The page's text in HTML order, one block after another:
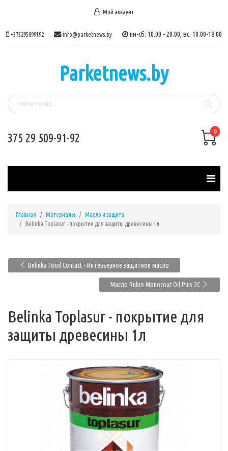
Мой аккаунт
+375295099192 info@parketnews.by пн-сб: 10.00 - 20.00, вс: 10.00-18.00
Parketnews.by
375 29 509-91-92 0
Главная Материалы
Масло и защита
Belinka Toplasur - покрытие для защиты древесины 1л
Belinka Food Contact - Интерьерное защитное масло
Масло Rubio Monocoat Oil Plus 2C
Belinka Toplasur - покрытие для
защиты древесины 1л